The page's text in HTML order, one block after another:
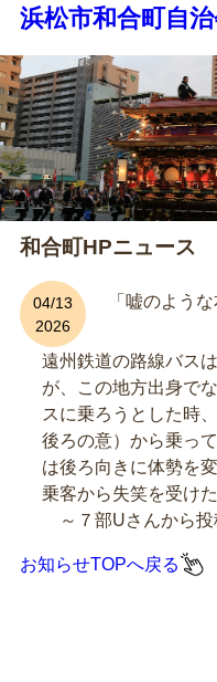
浜松市和合町自
和合町HPニュース
「嘘のよう
04/13
2026
遠州鉄道の路線バス
が、この地方出身で
スに乗ろうとした時
後ろの意）から乗っ
は後ろ向きに体勢を
乗客から失笑を受け
～７部Uさんから投
お知らせTOPへ戻る